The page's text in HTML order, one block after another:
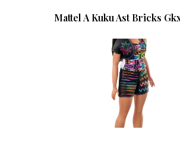
Mattel A Kuku Ast Bricks